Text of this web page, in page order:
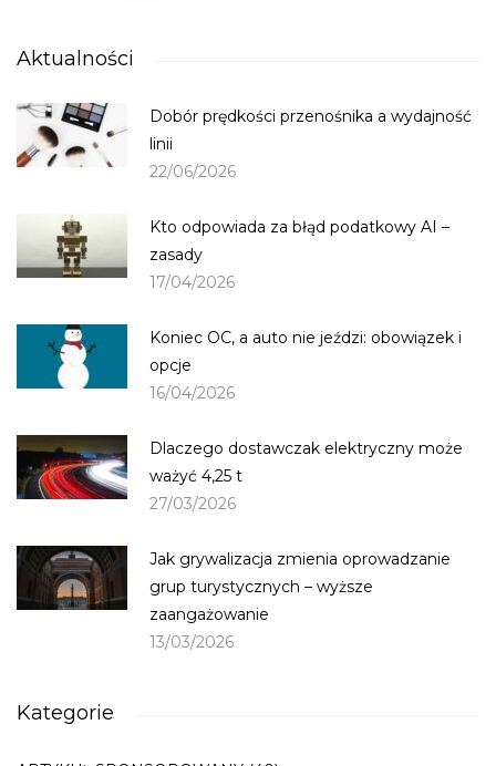
Aktualności
Dobór prędkości przenośnika a wydajność
linii
22/06/2026
Kto odpowiada za błąd podatkowy AI –
zasady
17/04/2026
Koniec OC, a auto nie jeździ: obowiązek i
opcje
16/04/2026
Dlaczego dostawczak elektryczny może
ważyć 4,25 t
27/03/2026
Jak grywalizacja zmienia oprowadzanie
grup turystycznych – wyższe
zaangażowanie
13/03/2026
Kategorie